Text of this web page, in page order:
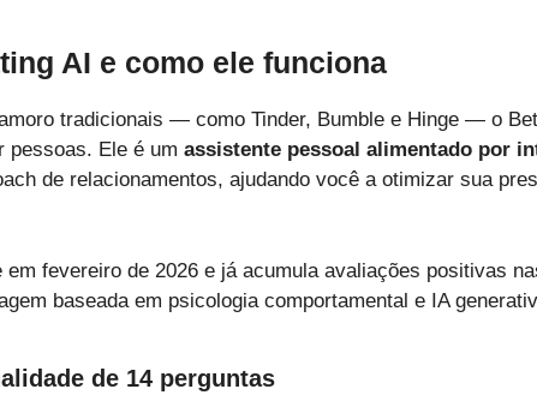
AI e como ele funciona
tradicionais — como Tinder, Bumble e Hinge — o
pessoas. Ele é um assistente pessoal alimentado por
de relacionamentos, ajudando você a otimizar sua
fevereiro de 2026 e já acumula avaliações positivas
baseada em psicologia comportamental e IA
de 14 perguntas